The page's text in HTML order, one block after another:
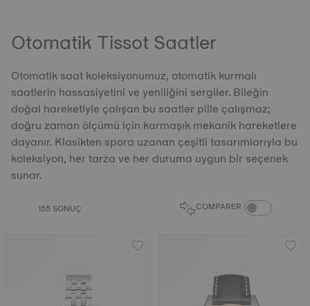
Otomatik Tissot Saatler
Otomatik saat koleksiyonumuz, otomatik kurmalı
saatlerin hassasiyetini ve yeniliğini sergiler. Bileğin
doğal hareketiyle çalışan bu saatler pille çalışmaz;
doğru zaman ölçümü için karmaşık mekanik hareketlere
dayanır. Klasikten spora uzanan çeşitli tasarımlarıyla bu
koleksiyon, her tarza ve her duruma uygun bir seçenek
sunar.
155 SONUÇ COMPARER COMPARE